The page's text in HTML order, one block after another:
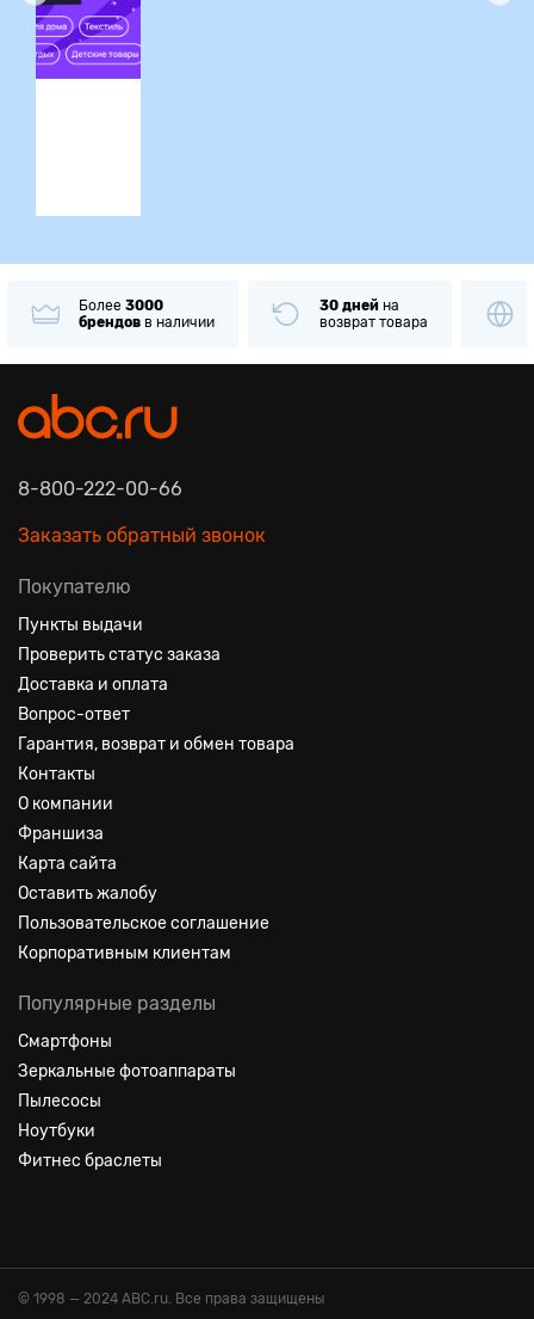
Более 3000
брендов в наличии
30 дней на
возврат товара
8-800-222-00-66
Заказать обратный звонок
Покупателю
Пункты выдачи
Проверить статус заказа
Доставка и оплата
Вопрос-ответ
Гарантия, возврат и обмен товара
Контакты
О компании
Франшиза
Карта сайта
Оставить жалобу
Пользовательское соглашение
Корпоративным клиентам
Популярные разделы
Смартфоны
Зеркальные фотоаппараты
Пылесосы
Ноутбуки
Фитнес браслеты
© 1998 — 2024 ABC.ru. Все права защищены